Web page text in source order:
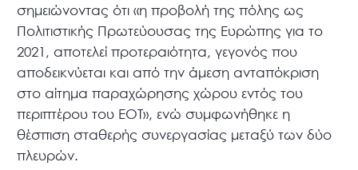
σημειώνοντας ότι «η προβολή της πόλης ως
Πολιτιστικής Πρωτεύουσας της Ευρώπης για το
2021, αποτελεί προτεραιότητα, γεγονός που
αποδεικνύεται και από την άμεση ανταπόκριση
στο αίτημα παραχώρησης χώρου εντός του
περιπτέρου του ΕΟΤ», ενώ συμφωνήθηκε η
θέσπιση σταθερής συνεργασίας μεταξύ των δύο
πλευρών.